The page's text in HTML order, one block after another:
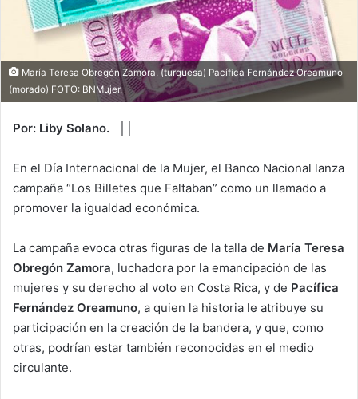
María Teresa Obregón Zamora, (turquesa) Pacífica Fernández Oreamuno
(morado) FOTO: BNMujer.
Por: Liby Solano. ││
En el Día Internacional de la Mujer, el Banco Nacional lanza
campaña “Los Billetes que Faltaban” como un llamado a
promover la igualdad económica.
La campaña evoca otras figuras de la talla de María Teresa
Obregón Zamora, luchadora por la emancipación de las
mujeres y su derecho al voto en Costa Rica, y de Pacífica
Fernández Oreamuno, a quien la historia le atribuye su
participación en la creación de la bandera, y que, como
otras, podrían estar también reconocidas en el medio
circulante.